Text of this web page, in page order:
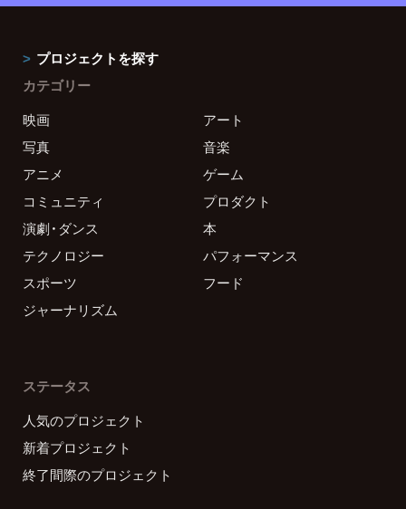
プロジェクトを探す
カテゴリー
映画
アート
写真
音楽
アニメ
ゲーム
コミュニティ
プロダクト
演劇・ダンス
本
テクノロジー
パフォーマンス
スポーツ
フード
ジャーナリズム
ステータス
人気のプロジェクト
新着プロジェクト
終了間際のプロジェクト